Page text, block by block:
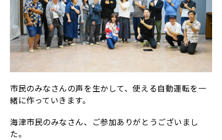
市民のみなさんの声を生かして、使える自動運転を一
緒に作っていきます。
海津市民のみなさん、ご参加ありがとうございまし
た。